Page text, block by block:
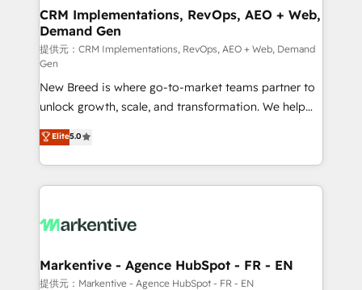
の統合・浸透・変革管理を実行します。 ▸ CMS戦略設
計・構築：リード獲得・CVR・SEOを前提にした情報設
計・導線設計・テンプレート設計をContent Hubで一体
提供。 ▸ 既存CRM・MAからの移行支援：Salesforce・
Marketo・Pardot等からの移行、カスタム設計、履歴
データ移行と活用設計まで。 ▸ AEO対応：ChatGPT・
ンツとサイト構造を最適化。 🏆 なぜ100incを選ぶの
か？ ✓ HubSpot Eliteパートナー認定 ✓ HubSpotアワ
ード受賞・HUGリーダー ✓ ISO27001:2022 /
HubSpot大百科 出版 CRM・AI活用に関するご相談、現
せください。
trainers to drive platform adoption. 📈 Revenue
Generation - Full-funnel marketing and high-
performance advertising via Point Success Media. -
Expert deployment of Breeze AI and custom agents
to automate growth. 🏆 Elite Excellence - 8 platform
accreditations and deep HIPAA-compliance
expertise. - A team of 250+ experts dedicated to
your resilient growth.
CRM Implementations, RevOps, AEO + Web,
Demand Gen
提供元：CRM Implementations, RevOps, AEO + Web, Demand
Gen
New Breed is where go-to-market teams partner to
unlock growth, scale, and transformation. We help
companies activate HubSpot’s AI-powered
customer platform and operationalize HubSpot’s
Loop Marketing framework through expert-led
services, smart agents, and purpose-built apps,
results, fast. ⚙️CRM & RevOps: Align all Hubs to your
🎯Demand Gen & ABM: Drive pipeline with inbound,
ABM, AEO, SEO, & paid media. 👩‍💻Web Design:
Elite5.0
Markentive - Agence HubSpot - FR - EN
提供元：Markentive - Agence HubSpot - FR - EN